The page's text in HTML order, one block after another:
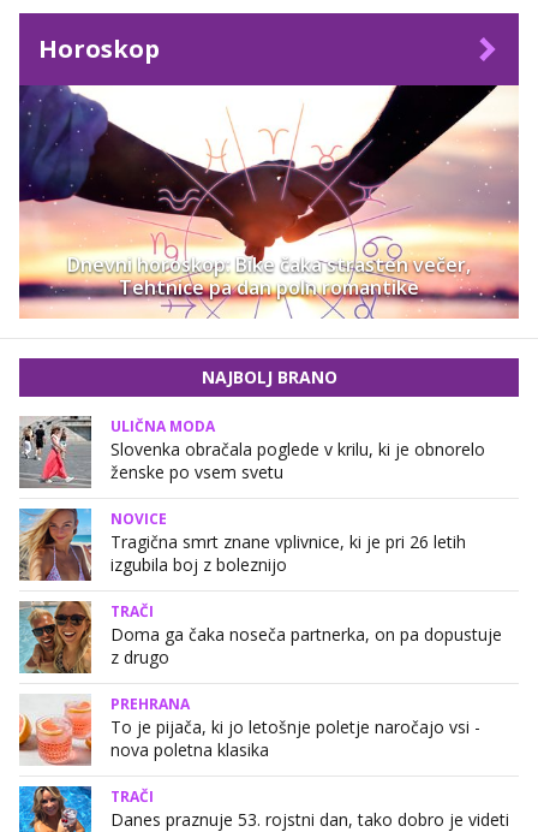
Horoskop
Dnevni horoskop: Bike čaka strasten večer,
Tehtnice pa dan poln romantike
NAJBOLJ BRANO
ULIČNA MODA
Slovenka obračala poglede v krilu, ki je obnorelo
ženske po vsem svetu
NOVICE
Tragična smrt znane vplivnice, ki je pri 26 letih
izgubila boj z boleznijo
TRAČI
Doma ga čaka noseča partnerka, on pa dopustuje
z drugo
PREHRANA
To je pijača, ki jo letošnje poletje naročajo vsi -
nova poletna klasika
TRAČI
Danes praznuje 53. rojstni dan, tako dobro je videti